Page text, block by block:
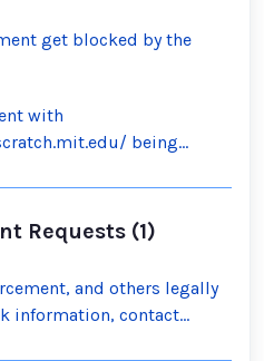
get blocked by the
with
being
Requests (1)
and others legally
information, contact